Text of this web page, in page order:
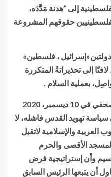
إلى ”هدنة مَدَّدَه،
حقوقهم المشروعة
، فلسطين»
إلى تحذيراتةُ المتكررة
بعملية السلام .
وأشار “ أبوالياسين ” إلى بيانهُ الصحفي في 10 ديسمبر، 2020
سياسة تهويد القدس فاشله، لا
والإسلامية لاتقبل
الأقصى والحرم
وأن إستراتيجية فرض
أن يتبعها الرئيس السابق